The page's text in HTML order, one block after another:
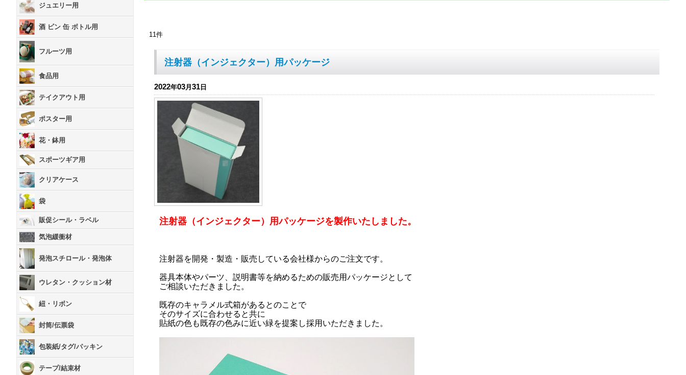
ジュエリー用
酒 ビン 缶 ボトル用
フルーツ用
食品用
テイクアウト用
ポスター用
花・鉢用
スポーツギア用
クリアケース
袋
販促シール・ラベル
気泡緩衝材
発泡スチロール・発泡体
ウレタン・クッション材
紐・リボン
封筒/伝票袋
包装紙/タグ/パッキン
テープ/結束材
11件
注射器（インジェクター）用パッケージ
2022年03月 31 日
注射器（インジェクター）用パッケージを製作いたしました。
注射器を開発・製造・販売している会社様からのご注文です。
器具本体やパーツ、説明書等を納めるための販売用パッケージとして
ご相談いただきました。
既存のキャラメル式箱があるとのことで
そのサイズに合わせると共に
貼紙の色も既存の色みに近い緑を提案し採用いただきました。